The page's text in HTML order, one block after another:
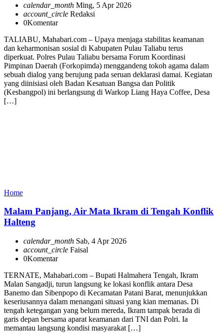
calendar_month Ming, 5 Apr 2026
account_circle Redaksi
0Komentar
TALIABU, Mahabari.com – Upaya menjaga stabilitas keamanan
dan keharmonisan sosial di Kabupaten Pulau Taliabu terus
diperkuat. Polres Pulau Taliabu bersama Forum Koordinasi
Pimpinan Daerah (Forkopimda) menggandeng tokoh agama dalam
sebuah dialog yang berujung pada seruan deklarasi damai. Kegiatan
yang diinisiasi oleh Badan Kesatuan Bangsa dan Politik
(Kesbangpol) ini berlangsung di Warkop Liang Haya Coffee, Desa
[…]
Home
Malam Panjang, Air Mata Ikram di Tengah Konflik
Halteng
calendar_month Sab, 4 Apr 2026
account_circle Faisal
0Komentar
TERNATE, Mahabari.com – Bupati Halmahera Tengah, Ikram
Malan Sangadji, turun langsung ke lokasi konflik antara Desa
Banemo dan Sibenpopo di Kecamatan Patani Barat, menunjukkan
keseriusannya dalam menangani situasi yang kian memanas. Di
tengah ketegangan yang belum mereda, Ikram tampak berada di
garis depan bersama aparat keamanan dari TNI dan Polri. Ia
memantau langsung kondisi masyarakat […]